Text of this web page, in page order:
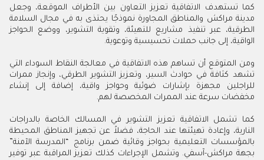
كما تستهدف الاتفاقية تعزيز التعاون بين الأطراف الموقعة، وجعل
مدينة مراكش والمناطق المجاورة نموذجًا يحتذى به في مجال السلامة
الطرقية، عبر تنفيذ مشاريع للتهيئة، وتقوية التشوير، ووضع الحواجز
الواقية، إلى جانب حملات تحسيسية وتوعوية.
ومن المتوقع أن تساهم هذه الاتفاقية في معالجة النقاط السوداء التي
تشهد كثافة في حوادث السير، وتعزيز التشوير الطرقي، وإنجاز ممرات
للراجلين مجهزة بإشارات ضوئية وحواجز واقية، إضافة إلى إنشاء
مخفضات سرعة عند الممرات المخصصة لهم.
كما تشمل الاتفاقية تعزيز التشوير في المسالك الخاصة بالدراجات
النارية، وإعادة تهيئتها عند الحاجة، فضلاً عن تجهيز المناطق المحيطة
بالمؤسسات التعليمية بحواجز وقائية ضمن برنامج “المدرسة الآمنة”
بجهة مراكش-آسفي. وتشمل الإجراءات كذلك تعزيز المراقبة عبر توفير